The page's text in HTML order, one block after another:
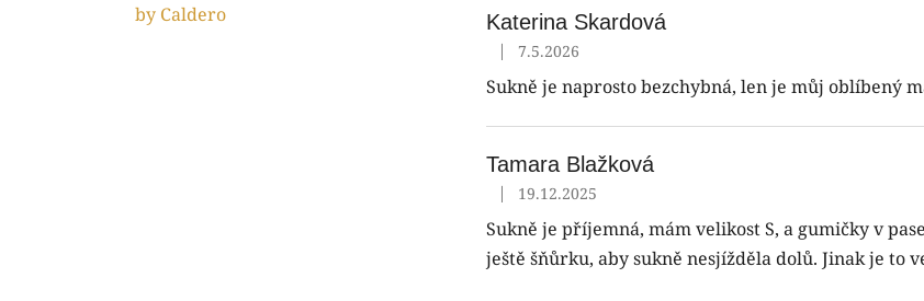
by Caldero
íKaterina Skardová
Hodnocení produktu je 5 z 5 hvězdiček.
| 7.5.2026
Sukně je naprosto bezchybná, len je můj oblíbený
Tamara Blažková
Hodnocení produktu je 5 z 5 hvězdiček.
| 19.12.2025
Sukně je příjemná, mám velikost S, a gumičky v
ještě šňůrku, aby sukně nesjížděla dolů. Jinak je to